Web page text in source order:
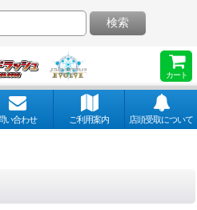
カート
検索
い合わせ ご利用案内 店頭受取について